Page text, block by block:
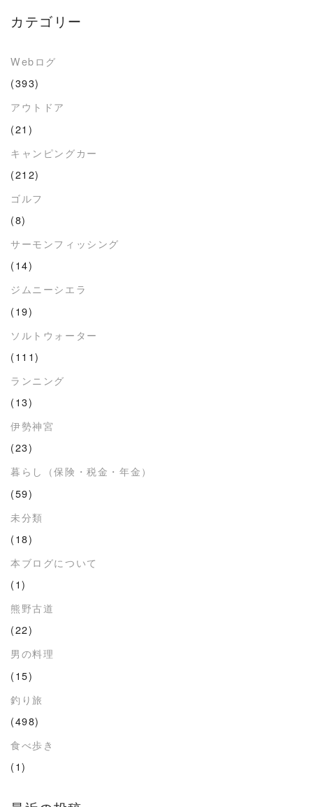
カテゴリー
Webログ
(393)
アウトドア
(21)
キャンピングカー
(212)
ゴルフ
(8)
サーモンフィッシング
(14)
ジムニーシエラ
(19)
ソルトウォーター
(111)
ランニング
(13)
伊勢神宮
(23)
暮らし（保険・税金・年金）
(59)
未分類
(18)
本ブログについて
(1)
熊野古道
(22)
男の料理
(15)
釣り旅
(498)
食べ歩き
(1)